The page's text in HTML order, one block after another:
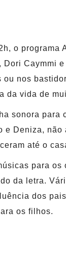
o programa
Caymmi
ou nos
da vida de
sonora para
e Deniza, não
até o
para os
da letra.
dos
os filhos.